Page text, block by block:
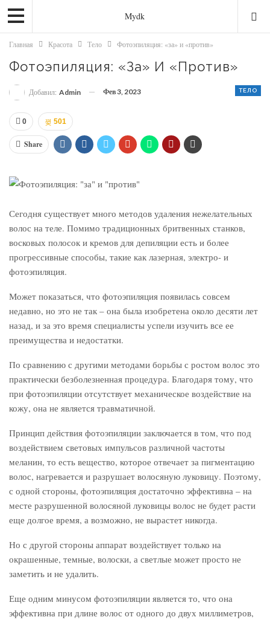
Mydk
Главная Красота Тело Фотоэпиляция: «за» и «против»
Фотоэпиляция: «за» И «против»
ТЕЛО
Добавил: Admin Фев 3, 2023
0 501
Share
Сегодня существует много методов удаления нежелательных
волос на теле. Помимо традиционных бритвенных станков,
восковых полосок и кремов для депиляции есть и более
прогрессивные способы, такие как лазерная, электро- и
фотоэпиляция.
Может показаться, что фотоэпиляция появилась совсем
недавно, но это не так – она была изобретена около десяти лет
назад, и за это время специалисты успели изучить все ее
преимущества и недостатки.
По сравнению с другими методами борьбы с ростом волос это
практически безболезненная процедура. Благодаря тому, что
при фотоэпиляции отсутствует механическое воздействие на
кожу, она не является травматичной.
Принцип действия фотоэпиляции заключается в том, что под
воздействием световых импульсов различной частоты
меланин, то есть вещество, которое отвечает за пигментацию
волос, нагревается и разрушает волосяную луковицу. Поэтому,
с одной стороны, фотоэпиляция достаточно эффективна – на
месте разрушенной волосяной луковицы волос не будет расти
еще долгое время, а возможно, не вырастет никогда.
Но с другой стороны аппарат воздействует только на
окрашенные, темные, волоски, а светлые может просто не
заметить и не удалить.
Еще одним минусом фотоэпиляции является то, что она
эффективна при длине волос от одного до двух миллиметров,